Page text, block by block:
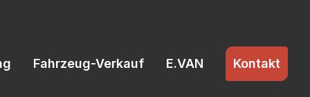
Fahrzeug-Verkauf E.VAN Kontakt